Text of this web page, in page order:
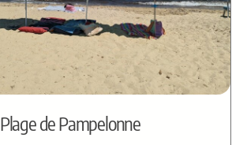
Plage de Pampelonne